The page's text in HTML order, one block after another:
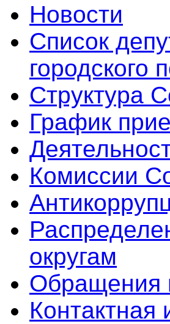
Новости
Список
городского
Структура
График
Комиссии
округам
Обращения